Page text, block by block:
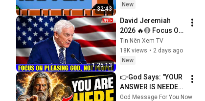
32:43
New
1:25:13
David Jeremiah
2026 🔥🔴 Focus On
Pleasing God, Not
People 💥🔴 David
Jeremiah Sermons
Tin Nên Xem TV
18K views • 2 days ago
New
👉God Says: "YOUR
ANSWER IS NEEDED
TODAY" | God
God Message For You Now